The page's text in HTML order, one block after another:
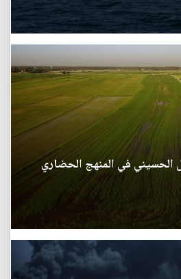
الحسيني في المنهج الحضاري